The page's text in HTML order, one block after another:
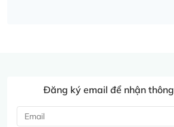
Đăng ký email để nhận